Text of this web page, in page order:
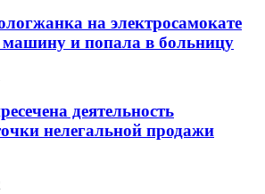
на электросамокате
машину и попала в больницу
деятельность
нелегальной продажи